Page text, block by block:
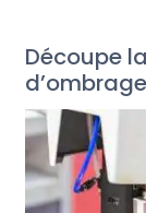
Découpe
d’ombrage